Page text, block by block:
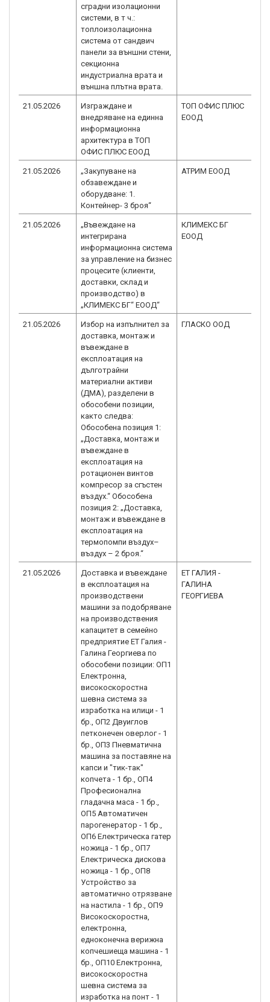
сградни изолационни
системи, в т ч.:
топлоизолационна
система от сандвич
панели за външни стени,
секционна
индустриална врата и
външна плътна врата.
21.05.2026
Изграждане и
внедряване на единна
информационна
архитектура в ТОП
ОФИС ПЛЮС ЕООД
ТОП ОФИС ПЛЮС
ЕООД
21.05.2026
„Закупуване на
обзавеждане и
оборудване: 1.
Контейнер- 3 броя“
АТРИМ ЕООД
21.05.2026
„Въвеждане на
интегрирана
информационна система
за управление на бизнес
процесите (клиенти,
доставки, склад и
производство) в
„КЛИМЕКС БГ“ ЕООД“
КЛИМЕКС БГ
ЕООД
21.05.2026
Избор на изпълнител за
доставка, монтаж и
въвеждане в
експлоатация на
дълготрайни
материални активи
(ДМА), разделени в
обособени позиции,
както следва:
Обособена позиция 1:
„Доставка, монтаж и
въвеждане в
експлоатация на
ротационен винтов
компресор за сгъстен
въздух.“ Обособена
позиция 2: „Доставка,
монтаж и въвеждане в
експлоатация на
термопомпи въздух–
въздух – 2 броя.“
ГЛАСКО ООД
21.05.2026
Доставка и въвеждане
в експлоатация на
производствени
машини за подобряване
на производствения
капацитет в семейно
предприятие ЕТ Галия -
Галина Георгиева по
обособени позиции: ОП1
Електронна,
високоскоростна
шевна система за
изработка на илици - 1
бр., ОП2 Двуиглов
петконечен оверлог - 1
бр., ОП3 Пневматична
машина за поставяне на
капси и "тик-так"
копчета - 1 бр., ОП4
Професионална
гладачна маса - 1 бр.,
ОП5 Автоматичен
парогенератор - 1 бр.,
ОП6 Електрическа гатер
ножица - 1 бр., ОП7
Eлектрическа дискова
ножица - 1 бр., ОП8
Устройство за
автоматично отрязване
на настила - 1 бр., ОП9
Високоскоростна,
електронна,
едноконечна верижна
копчешиеща машина - 1
бр., ОП10 Електронна,
високоскоростна
шевна система за
изработка на понт - 1
ЕТ ГАЛИЯ -
ГАЛИНА
ГЕОРГИЕВА